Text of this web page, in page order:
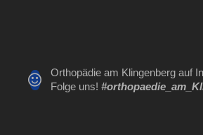
Link
zu
Orthopädie am Klingenberg auf
Folge uns!